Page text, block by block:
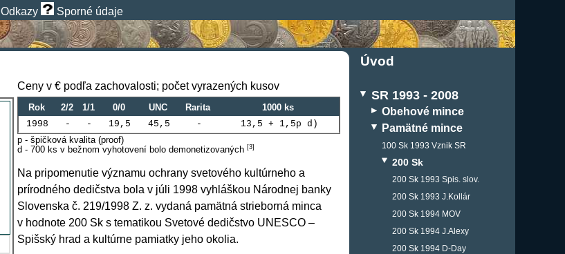
Odkazy Sporné údaje
Ceny v € podľa zachovalosti; počet vyrazených kusov
Rok 2/2 1/1 0/0 UNC Rarita
1000 ks
1998
- - 19,5 45,5 -
13,5 + 1,5p d)
p - špičková kvalita (proof)
d - 700 ks v bežnom vyhotovení bolo demonetizovaných [3]
Na pripomenutie významu ochrany svetového kultúrneho a
prírodného dedičstva bola v júli 1998 vyhláškou Národnej banky
Slovenska č. 219/1998 Z. z. vydaná pamätná strieborná minca
v hodnote 200 Sk s tematikou Svetové dedičstvo UNESCO –
Spišský hrad a kultúrne pamiatky jeho okolia.
Úvod
SR 1993 - 2008
Obehové mince
Pamätné mince
100 Sk 1993 Vznik SR
200 Sk
200 Sk 1993 Spis. slov.
200 Sk 1993 J.Kollár
200 Sk 1994 MOV
200 Sk 1994 J.Alexy
200 Sk 1994 D-Day